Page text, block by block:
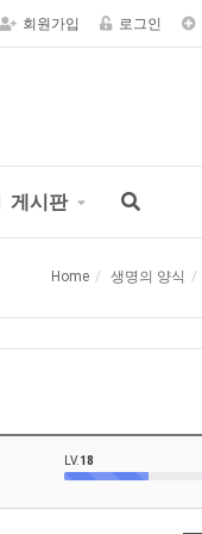
회원가입 로그인
게시판
Home 생명의 양식
LV.18